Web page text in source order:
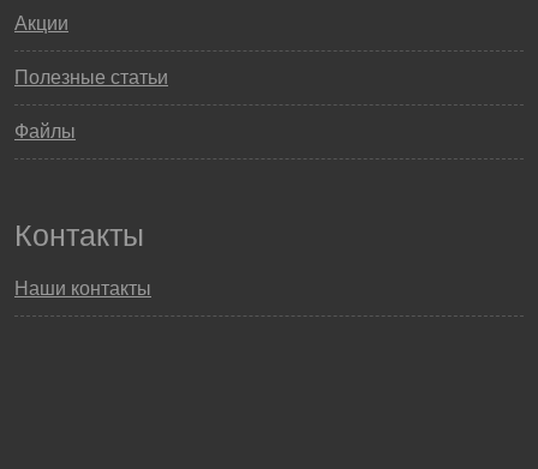
Акции
Полезные статьи
Файлы
Контакты
Наши контакты